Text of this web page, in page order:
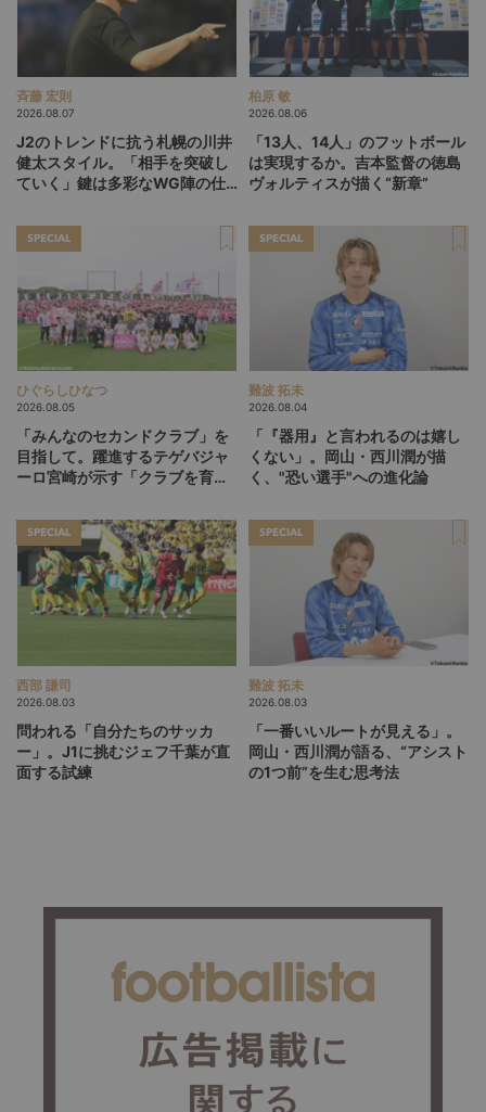
斉藤 宏則
2026.08.07
J2のトレンドに抗う札幌の川井
健太スタイル。「相手を突破し
ていく」鍵は多彩なWG陣の仕
柏原 敏
2026.08.06
「13人、14人」のフットボール
は実現するか。吉本監督の徳島
ヴォルティスが描く“新章”
SPECIAL
ひぐらしひなつ
2026.08.05
「みんなのセカンドクラブ」を
目指して。躍進するテゲバジャ
ーロ宮崎が示す「クラブを育て
SPECIAL
難波 拓未
2026.08.04
「『器用』と言われるのは嬉し
くない」。岡山・西川潤が描
く、"恐い選手"への進化論
SPECIAL
西部 謙司
2026.08.03
問われる「自分たちのサッカ
ー」。J1に挑むジェフ千葉が直
面する試練
SPECIAL
難波 拓未
2026.08.03
「一番いいルートが見える」。
岡山・西川潤が語る、“アシスト
の1つ前”を生む思考法